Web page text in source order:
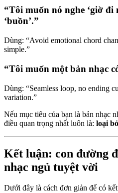
“Tôi muốn nó nghe ‘giờ đi
‘buồn’.”
Dùng: “Avoid emotional chord
simple.”
“Tôi muốn một bản nhạc
Dùng: “Seamless loop, no ending
variation.”
Nếu mục tiêu của bạn là bản nhạc
điều quan trọng nhất luôn là: loại
Kết luận: con đường
nhạc ngủ tuyệt vời
Dưới đây là cách đơn giản để có